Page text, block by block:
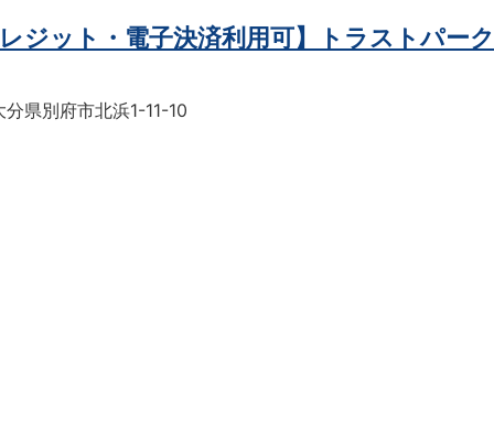
レジット・電子決済利用可】トラストパー
分県別府市北浜1-11-10